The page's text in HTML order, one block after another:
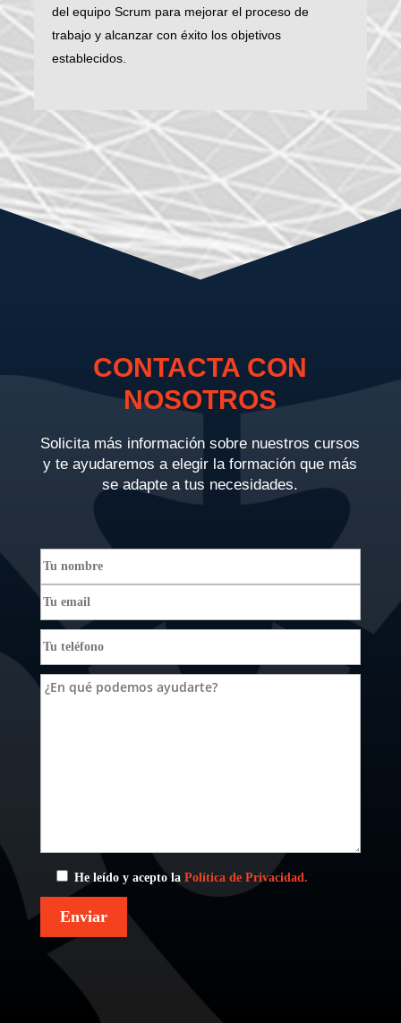
del equipo Scrum para mejorar el proceso de
trabajo y alcanzar con éxito los objetivos
establecidos.
CONTACTA CON
NOSOTROS
Solicita más información sobre nuestros cursos
y te ayudaremos a elegir la formación que más
se adapte a tus necesidades.
He leído y acepto la Política de Privacidad.